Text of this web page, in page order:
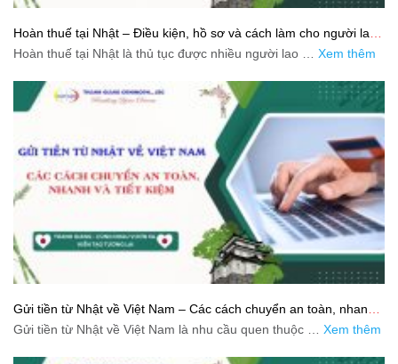
Hoàn thuế tại Nhật – Điều kiện, hồ sơ và cách làm cho người lao
động
Hoàn thuế tại Nhật là thủ tục được nhiều người lao … Xem thêm
Gửi tiền từ Nhật về Việt Nam – Các cách chuyển an toàn, nhanh
và tiết kiệm
Gửi tiền từ Nhật về Việt Nam là nhu cầu quen thuộc … Xem thêm